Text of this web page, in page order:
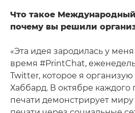
Что такое
почему вы решили
«Эта идея зародилась у
время #PrintChat,
Twitter, которое я
Хаббард. В октябре каждого
печати демонстрирует